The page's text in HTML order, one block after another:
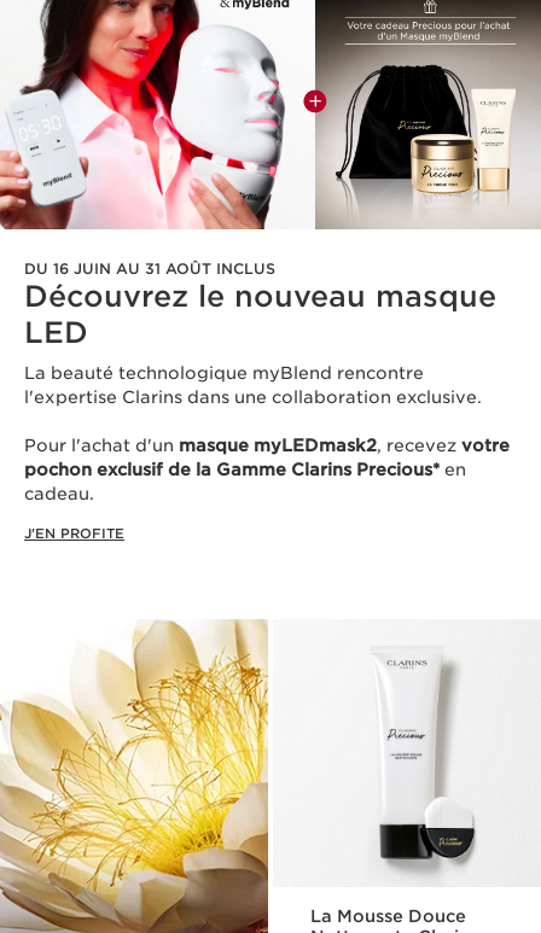
DU 16 JUIN AU 31 AOÛT INCLUS
Découvrez le nouveau masque
LED​
La beauté technologique myBlend rencontre
l'expertise Clarins dans une collaboration exclusive.
Pour l'achat d'un masque myLEDmask2, recevez votre
pochon exclusif de la Gamme Clarins Precious* en
cadeau.​
J'EN PROFITE
La Mousse Douce